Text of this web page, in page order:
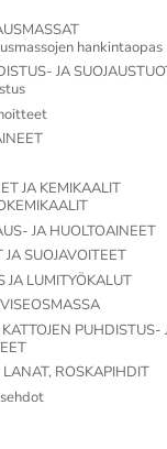
hankintaopas
JA
JA KEMIKAALIT
JA HUOLTOAINEET
SUOJAVOITEET
JA LUMITYÖKALUT
KATTOJEN PUHDISTUS-
LANAT, ROSKAPIHDIT